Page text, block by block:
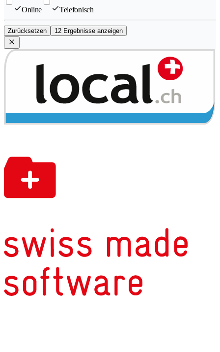
Online Telefonisch
Zurücksetzen 12 Ergebnisse anzeigen